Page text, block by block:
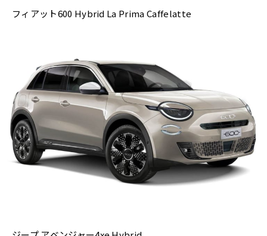
フィアット600 Hybrid La Prima Caffelatte